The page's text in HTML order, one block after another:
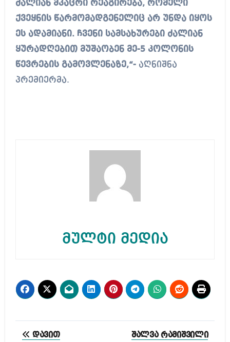
ძალიან მკაცრი რეაგირება, რომელი
ქვეყნის წარმომადგენელიც არ უნდა იყოს
ეს ადამიანი. ჩვენი სამსახურები ძალიან
ყურადღებით მუშაობენ მე-5 კოლონის
წევრების გამოვლენაზე,“-აღნიშნა
პრემიერმა.
მულტი მედია
პოსტის
დავით
შალვა რამიშვილი